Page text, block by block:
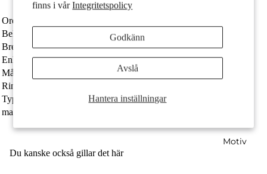
finns i vårIntegritetspolicy
Hantera inställningar
Godkänn
Avslå
Motiv
Ordernummer
Beläggning
rodiumpläterad
Bredd
12 mm
Enhet
Par
Målgrupp
damer
Ringdiameter
Typ av smycken
Hopfällbara örhängen
material
Du kanske också gillar det här